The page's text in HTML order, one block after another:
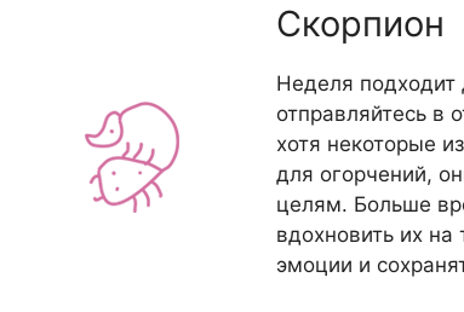
Скорпион
Неделя подходит
отправляйтесь в
хотя некоторые
для огорчений,
целям. Больше
вдохновить их
эмоции и